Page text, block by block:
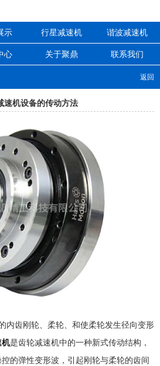
示 行星减速机 谐波减速机
心 关于聚鼎 联系我们
返回
速机设备的传动方法
内齿刚轮、柔轮、和使柔轮发生径向变形
机是齿轮减速机中的一种新式传动结构，
的弹性变形波，引起刚轮与柔轮的齿间